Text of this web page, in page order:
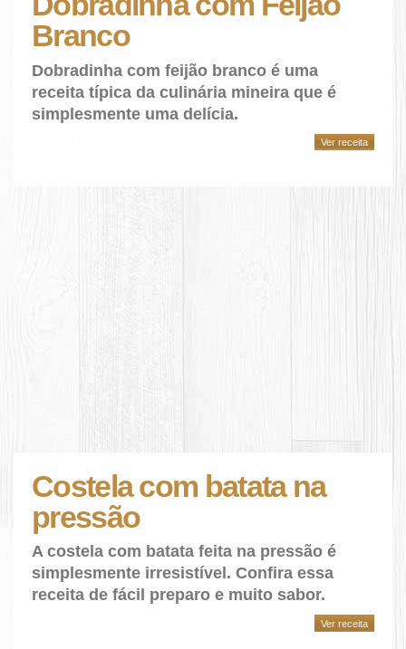
Branco
Dobradinha com feijão branco é uma
receita típica da culinária mineira que é
simplesmente uma delícia.
Ver receita
Costela com batata na
pressão
A costela com batata feita na pressão é
simplesmente irresistível. Confira essa
receita de fácil preparo e muito sabor.
Ver receita